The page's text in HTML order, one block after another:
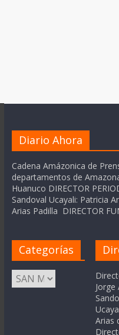
Diario Ahora
Cadena Amázonica de
departamentos de
Huanuco DIRECTOR
Sandoval Ucayali: Patricia
Arias Padilla DIRECTOR
Categorías
Categorías
Jorge
Arias